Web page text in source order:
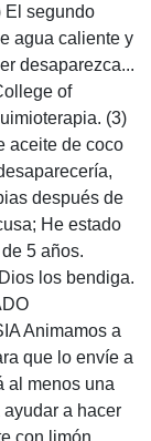
El segundo
agua caliente y
desaparezca...
of
(3)
aceite de coco
después de
He estado
5 años.
los bendiga.
Animamos a
que lo envíe a
al menos una
a hacer
con limón